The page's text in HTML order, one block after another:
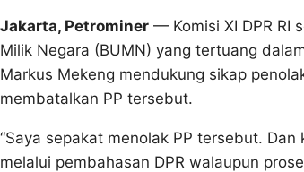
Jakarta, Petrominer — Komisi XI DPR RI
Milik Negara (BUMN) yang tertuang
Markus Mekeng mendukung sikap
membatalkan PP tersebut.
“Saya sepakat menolak PP tersebut.
melalui pembahasan DPR walaupun